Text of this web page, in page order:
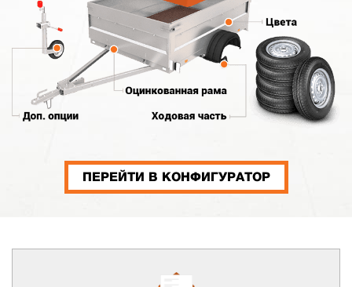
ПЕРЕЙТИ В КОНФИГУРАТОР